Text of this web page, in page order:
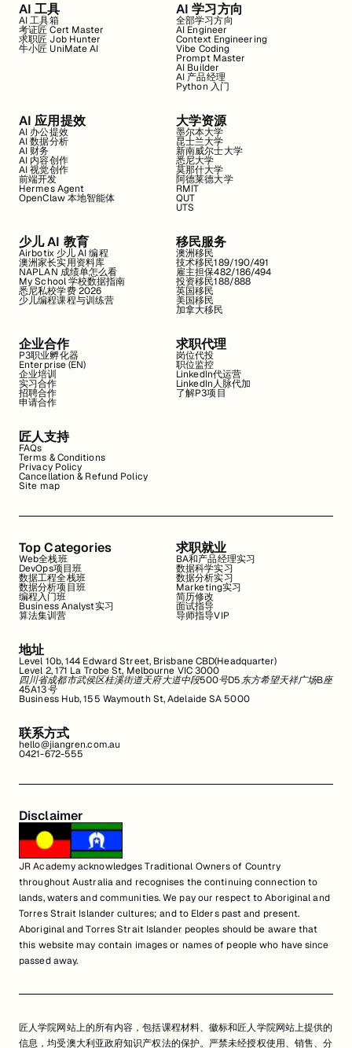
AI 工具
AI 工具箱
考证匠 Cert Master
求职匠 Job Hunter
牛小匠 UniMate AI
AI 学习方向
全部学习方向
AI Engineer
Context Engineering
Vibe Coding
Prompt Master
AI Builder
AI 产品经理
Python 入门
AI 应用提效
AI 办公提效
AI 数据分析
AI 财务
AI 内容创作
AI 视觉创作
前端开发
Hermes Agent
OpenClaw 本地智能体
大学资源
墨尔本大学
昆士兰大学
新南威尔士大学
悉尼大学
莫那什大学
阿德莱德大学
RMIT
QUT
UTS
少儿 AI 教育
Airbotix 少儿 AI 编程
澳洲家长实用资料库
NAPLAN 成绩单怎么看
My School 学校数据指南
悉尼私校学费 2026
少儿编程课程与训练营
移民服务
澳洲移民
技术移民189/190/491
雇主担保482/186/494
投资移民188/888
英国移民
美国移民
加拿大移民
企业合作
P3职业孵化器
Enterprise (EN)
企业培训
实习合作
招聘合作
申请合作
求职代理
岗位代投
职位监控
LinkedIn代运营
LinkedIn人脉代加
了解P3项目
匠人支持
FAQs
Terms & Conditions
Privacy Policy
Cancellation & Refund Policy
Site map
Top Categories
Web全栈班
DevOps项目班
数据工程全栈班
数据分析项目班
编程入门班
Business Analyst实习
算法集训营
求职就业
BA和产品经理实习
数据科学实习
数据分析实习
Marketing实习
简历修改
面试指导
导师指导VIP
地址
Level 10b, 144 Edward Street, Brisbane CBD(Headquarter)
Level 2, 171 La Trobe St, Melbourne VIC 3000
四川省成都市武侯区桂溪街道天府大道中段500号D5东方希望天祥广场B座
45A13号
Business Hub, 155 Waymouth St, Adelaide SA 5000
联系方式
hello@jiangren.com.au
0421-672-555
Disclaimer
JR Academy acknowledges Traditional Owners of Country
throughout Australia and recognises the continuing connection to
lands, waters and communities. We pay our respect to Aboriginal and
Torres Strait Islander cultures; and to Elders past and present.
Aboriginal and Torres Strait Islander peoples should be aware that
this website may contain images or names of people who have since
passed away.
匠人学院网站上的所有内容，包括课程材料、徽标和匠人学院网站上提供的
信息，均受澳大利亚政府知识产权法的保护。严禁未经授权使用、销售、分